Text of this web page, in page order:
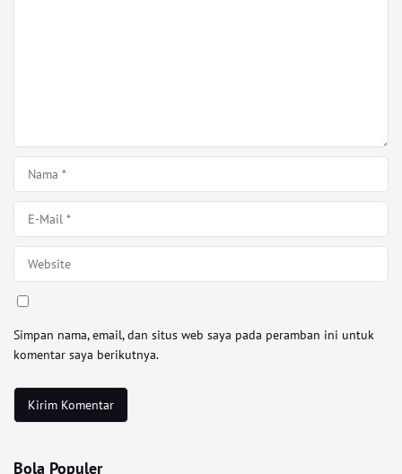
Simpan nama, email, dan situs web saya pada peramban ini untuk
komentar saya berikutnya.
Bola Populer